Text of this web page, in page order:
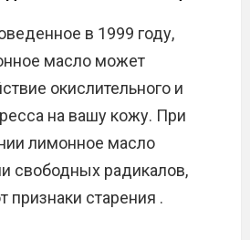
в 1999 году,
масло может
окислительного и
на вашу кожу. При
лимонное масло
свободных радикалов,
старения .